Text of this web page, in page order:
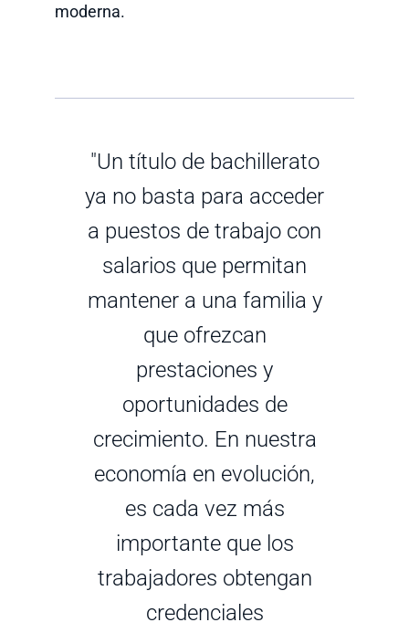
moderna.
"Un título de bachillerato
ya no basta para acceder
a puestos de trabajo con
salarios que permitan
mantener a una familia y
que ofrezcan
prestaciones y
oportunidades de
crecimiento. En nuestra
economía en evolución,
es cada vez más
importante que los
trabajadores obtengan
credenciales